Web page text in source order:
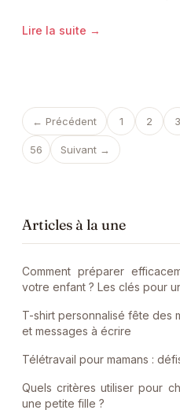
Lire la suite →
← Précédent 1 2 3
56 Suivant →
Articles à la une
Comment préparer
votre enfant ? Les clés pour
T-shirt personnalisé fête des
et messages à écrire
Télétravail pour mamans :
Quels critères utiliser pour
une petite fille ?